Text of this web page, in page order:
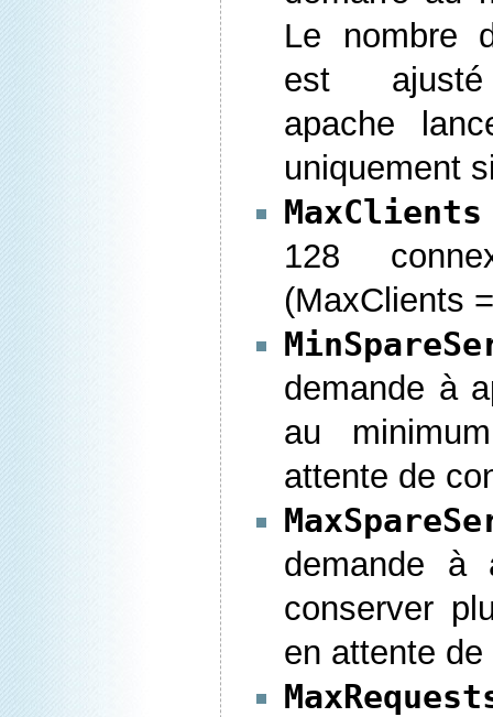
Le nombre
est ajusté
apache
uniquement
128
(MaxClients
demande à
au
attente de
demande à
conserver
en attente